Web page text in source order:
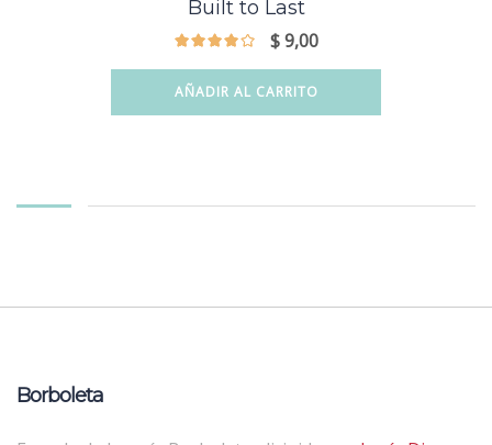
Built to Last
$9,00
AÑADIR AL CARRITO
Borboleta